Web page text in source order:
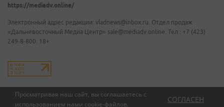
Просматривая наш сайт, вы соглашаетесь с
использованием нами cookie-файлов.
СОГЛАСЕН
https://mediadv.online/
Электронный адрес редакции: vladnews@inbox.ru. Отдел продаж
«Дальневосточный Медиа Центр» sale@mediadv.online. Тел.: +7 (423)
249-8-800. 18+